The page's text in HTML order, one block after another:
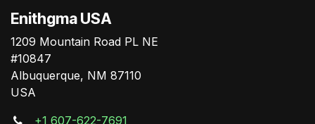
Enithgma USA
1209 Mountain Road PL NE
#10847
Albuquerque, NM 87110
USA
+1 607-622-7691